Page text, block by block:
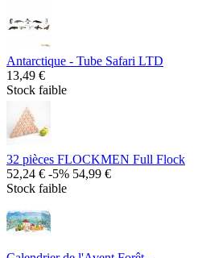
Antarctique - Tube Safari LTD
13,49 €
Stock faible
32 pièces FLOCKMEN Full Flock
52,24 € -5% 54,99 €
Stock faible